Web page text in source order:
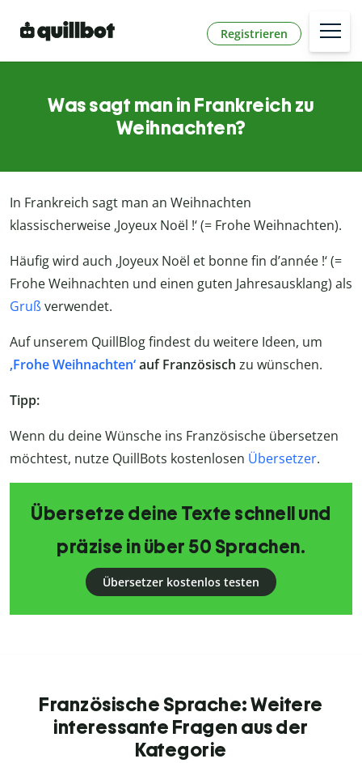
Registrieren
Was sagt man in Frankreich zu
Weihnachten?
In Frankreich sagt man an Weihnachten
klassischerweise ‚Joyeux Noël !‘ (= Frohe Weihnachten).
Häufig wird auch ‚Joyeux Noël et bonne fin d’année !‘ (=
Frohe Weihnachten und einen guten Jahresausklang) als
Grußverwendet.
Auf unserem QuillBlog findest du weitere Ideen, um
‚Frohe Weihnachten‘auf Französisch zu wünschen.
Tipp:
Wenn du deine Wünsche ins Französische übersetzen
möchtest, nutze QuillBots kostenlosen Übersetzer.
Übersetze deine Texte schnell und
präzise in über 50 Sprachen.
Übersetzer kostenlos testen
Französische Sprache: Weitere
interessante Fragen aus der
Kategorie